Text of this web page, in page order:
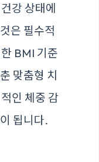
강 상태에
은 필수적
BMI 기준
맞춤형 치
인 체중 감
됩니다.